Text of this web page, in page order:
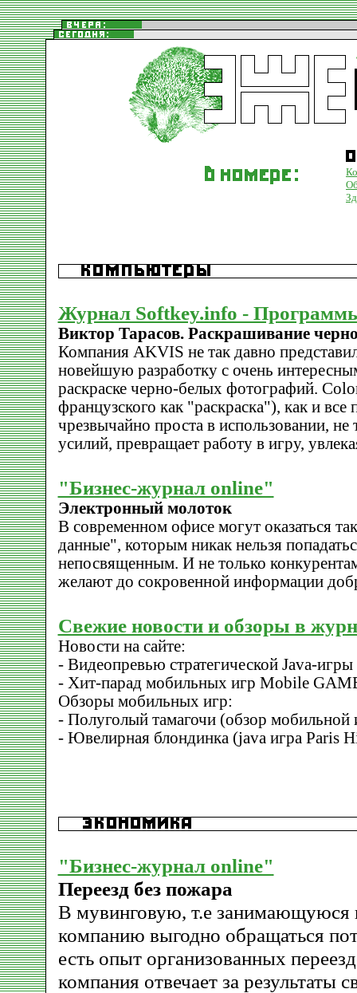
Журнал Softkey.info -
Виктор Тарасов. Раскрашивание
Компания AKVIS не так давно
новейшую разработку с очень
раскраске черно-белых фотографий.
французского как "раскраска"), как и
чрезвычайно проста в использовании, не
усилий, превращает работу в игру,
"Бизнес-журнал online"
Электронный молоток
В современном офисе могут оказаться
данные", которым никак нельзя
непосвященным. И не только
желают до сокровенной информации
Свежие новости и обзоры в
Новости на сайте:
- Видеопревью стратегической Java-
- Хит-парад мобильных игр Mobile
Обзоры мобильных игр:
- Полуголый тамагочи (обзор
- Ювелирная блондинка (java игра Paris
"Бизнес-журнал online"
Переезд без пожара
В мувинговую, т.е занимающуюся
компанию выгодно обращаться
есть опыт организованных
компания отвечает за результаты